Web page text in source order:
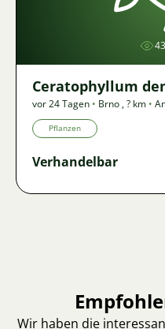
Ceratophyllum
vor 24 Tagen • Brno ,? km •
Pflanzen
Verhandelbar
Wir haben die